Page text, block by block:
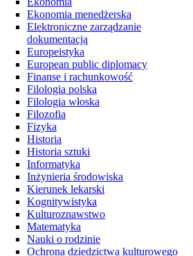
Ekonomia menedżerska
Elektroniczne zarządzanie
dokumentacją
Europeistyka
European public diplomacy
Finanse i rachunkowość
Filologia polska
Filologia włoska
Filozofia
Fizyka
Historia
Historia sztuki
Informatyka
Inżynieria środowiska
Kierunek lekarski
Kognitywistyka
Kulturoznawstwo
Matematyka
Nauki o rodzinie
Ochrona dziedzictwa kulturowego